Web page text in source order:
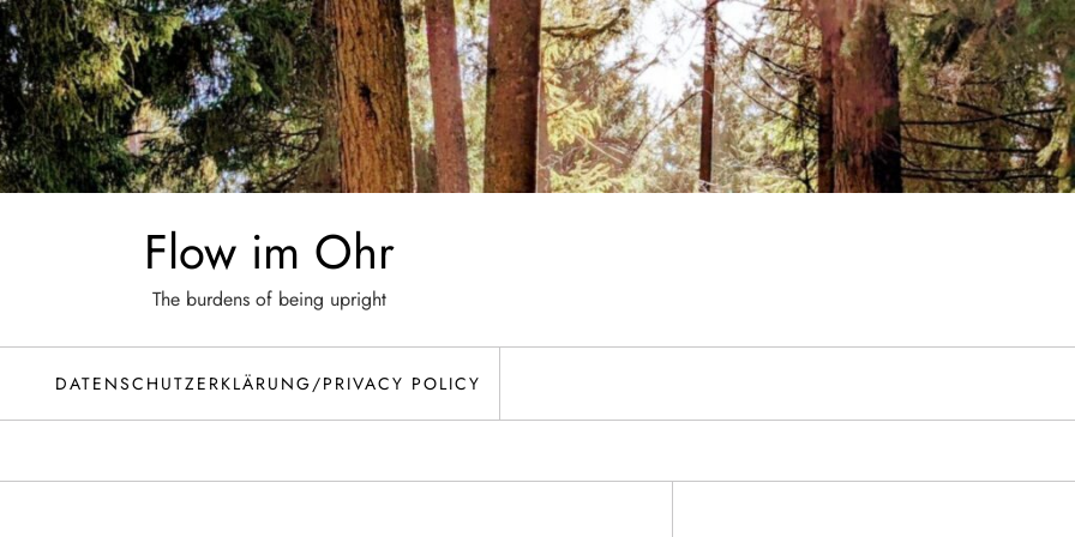
Flow im Ohr
The burdens of being upright
DATENSCHUTZERKLÄRUNG/PRIVACY POLICY